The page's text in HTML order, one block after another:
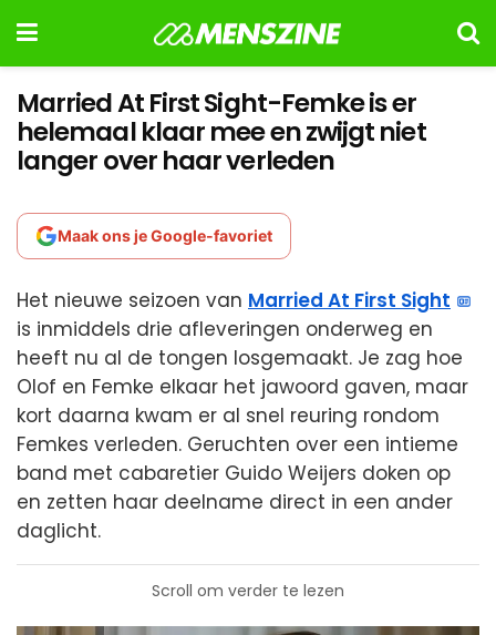
Married At First Sight-Femke is er
helemaal klaar mee en zwijgt niet
langer over haar verleden
Maak ons je Google-favoriet
Het nieuwe seizoen van Married At First Sight
is inmiddels drie afleveringen onderweg en
heeft nu al de tongen losgemaakt. Je zag hoe
Olof en Femke elkaar het jawoord gaven, maar
kort daarna kwam er al snel reuring rondom
Femkes verleden. Geruchten over een intieme
band met cabaretier Guido Weijers doken op
en zetten haar deelname direct in een ander
daglicht.
Scroll om verder te lezen